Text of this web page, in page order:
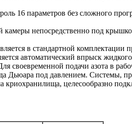
16 параметров без сложного
непосредственно под
в стандартной
автоматический впрыск
своевременной подачи азота в
Дьюара под давлением. Системы,
целесообразно